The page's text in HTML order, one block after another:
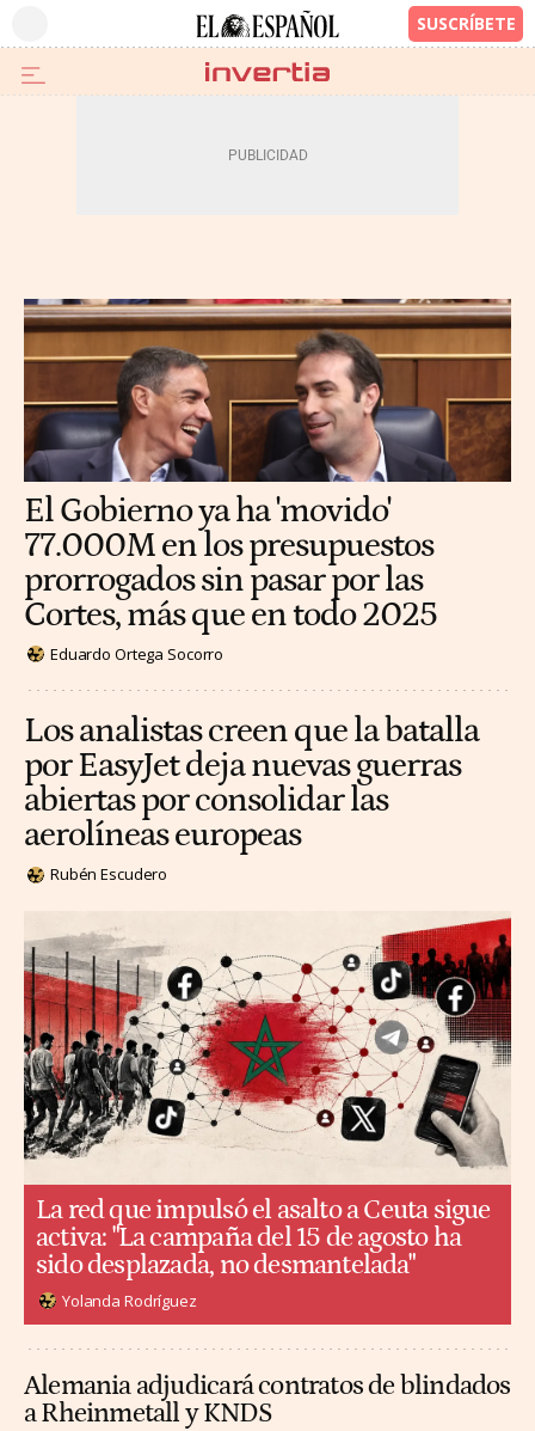
El Gobierno ya ha 'movido'
77.000M en los presupuestos
prorrogados sin pasar por las
Cortes, más que en todo 2025
Eduardo Ortega Socorro
Los analistas creen que la batalla
por EasyJet deja nuevas guerras
abiertas por consolidar las
aerolíneas europeas
Rubén Escudero
La red que impulsó el asalto a Ceuta sigue
activa: "La campaña del 15 de agosto ha
sido desplazada, no desmantelada"
Yolanda Rodríguez
Alemania adjudicará contratos de blindados
a Rheinmetall y KNDS